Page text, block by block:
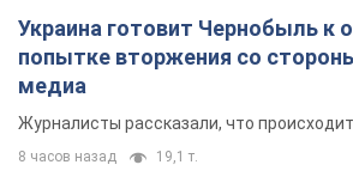
Украина готовит Чернобыль к
попытке вторжения со
медиа
Журналисты рассказали, что
8 часов назад 19,1 т.